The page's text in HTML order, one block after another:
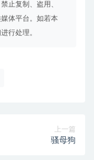
止复制、盗用、
体平台。如若本
行处理。
上一篇
骚母狗